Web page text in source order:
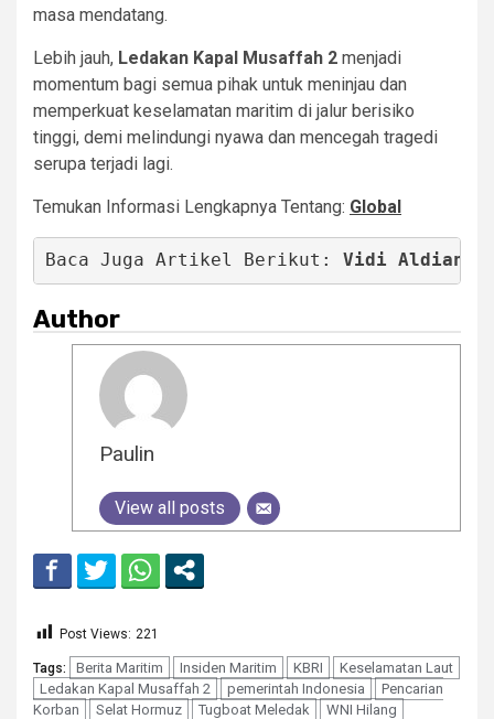
masa mendatang.
Lebih jauh, Ledakan Kapal Musaffah 2 menjadi
momentum bagi semua pihak untuk meninjau dan
memperkuat keselamatan maritim di jalur berisiko
tinggi, demi melindungi nyawa dan mencegah tragedi
serupa terjadi lagi.
Temukan Informasi Lengkapnya Tentang: Global
Baca Juga Artikel Berikut: Vidi Aldiano
Author
Paulin
View all posts
Post Views: 221
Tags: Berita Maritim Insiden Maritim KBRI
Keselamatan Laut
Ledakan Kapal Musaffah 2
pemerintah Indonesia
Pencarian
Korban
Selat Hormuz Tugboat Meledak WNI Hilang